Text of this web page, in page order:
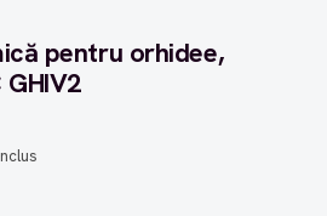
pentru orhidee,